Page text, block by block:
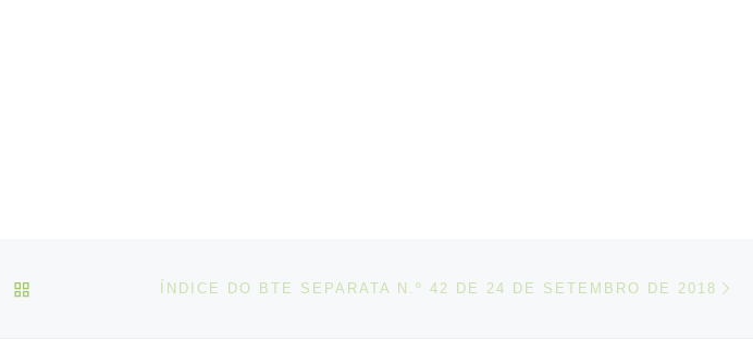
VOLTAR À LISTA DE ARTIGOS
ÍNDICE DO BTE SEPARATA N.º 42 DE 24 DE SETEMBRO DE 2018